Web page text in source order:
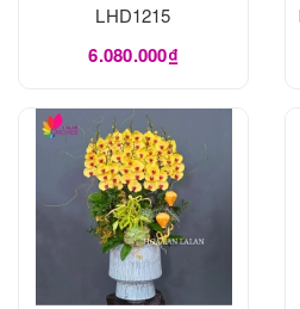
LHD1215
6.080.000₫